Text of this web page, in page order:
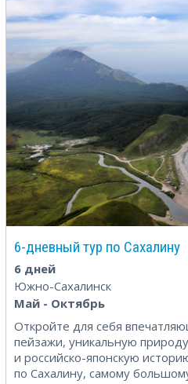
6-дневный тур по Сахалину
6 дней
Южно-Сахалинск
Май - Октябрь
Откройте для себя
пейзажи, уникальную
и российско-японскую
по Сахалину, самому